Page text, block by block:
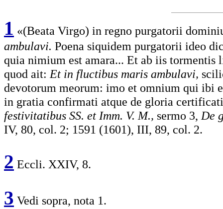
1 «(Beata Virgo) in regno purgatorii
ambulavi. Poena siquidem purgatorii ideo
quia nimium est amara... Et ab iis tormentis
quod ait: Et in fluctibus maris ambulavi,
devotorum meorum: imo et omnium qui ibi
in gratia confirmati atque de gloria
festivitatibus SS. et Imm. V. M., sermo 3, De
IV, 80, col. 2; 1591 (1601), III, 89, col. 2.
2 Eccli. XXIV, 8.
3 Vedi sopra, nota 1.